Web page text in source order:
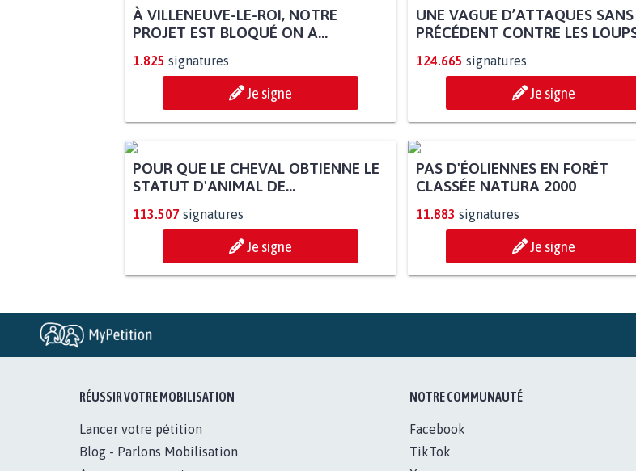
À VILLENEUVE-LE-ROI, NOTRE
PROJET EST BLOQUÉ ON A...
1.825 signatures
Je signe
UNE VAGUE D’ATTAQUES SANS
PRÉCÉDENT CONTRE LES
124.665 signatures
Je signe
POUR QUE LE CHEVAL OBTIENNE LE
STATUT D'ANIMAL DE...
113.507 signatures
Je signe
PAS D'ÉOLIENNES EN FORÊT
CLASSÉE NATURA 2000
11.883 signatures
Je signe
RÉUSSIR VOTRE MOBILISATION
Lancer votre pétition
Blog - Parlons Mobilisation
NOTRE COMMUNAUTÉ
Facebook
TikTok